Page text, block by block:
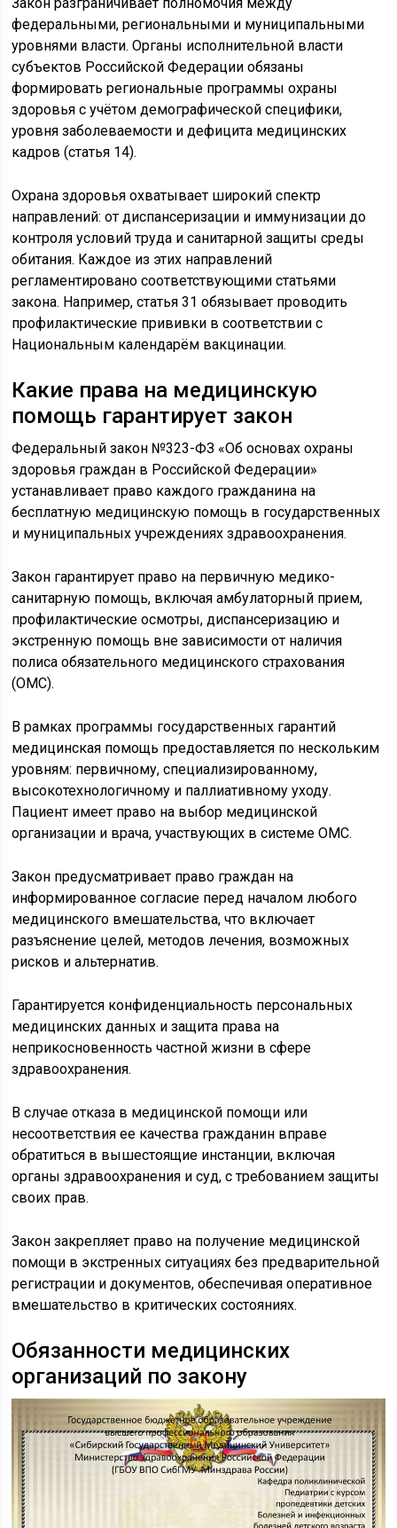
федеральными, региональными и муниципальными
уровнями власти. Органы исполнительной власти
субъектов Российской Федерации обязаны
формировать региональные программы охраны
здоровья с учётом демографической специфики,
уровня заболеваемости и дефицита медицинских
кадров (статья 14).
Охрана здоровья охватывает широкий спектр
направлений: от диспансеризации и иммунизации до
контроля условий труда и санитарной защиты среды
обитания. Каждое из этих направлений
регламентировано соответствующими статьями
закона. Например, статья 31 обязывает проводить
профилактические прививки в соответствии с
Национальным календарём вакцинации.
Какие права на медицинскую
помощь гарантирует закон
Федеральный закон №323-ФЗ «Об основах охраны
здоровья граждан в Российской Федерации»
устанавливает право каждого гражданина на
бесплатную медицинскую помощь в государственных
и муниципальных учреждениях здравоохранения.
Закон гарантирует право на первичную медико-
санитарную помощь, включая амбулаторный прием,
профилактические осмотры, диспансеризацию и
экстренную помощь вне зависимости от наличия
полиса обязательного медицинского страхования
(ОМС).
В рамках программы государственных гарантий
медицинская помощь предоставляется по нескольким
уровням: первичному, специализированному,
высокотехнологичному и паллиативному уходу.
Пациент имеет право на выбор медицинской
организации и врача, участвующих в системе ОМС.
Закон предусматривает право граждан на
информированное согласие перед началом любого
медицинского вмешательства, что включает
разъяснение целей, методов лечения, возможных
рисков и альтернатив.
Гарантируется конфиденциальность персональных
медицинских данных и защита права на
неприкосновенность частной жизни в сфере
здравоохранения.
В случае отказа в медицинской помощи или
несоответствия ее качества гражданин вправе
обратиться в вышестоящие инстанции, включая
органы здравоохранения и суд, с требованием защиты
своих прав.
Закон закрепляет право на получение медицинской
помощи в экстренных ситуациях без предварительной
регистрации и документов, обеспечивая оперативное
вмешательство в критических состояниях.
Обязанности медицинских
организаций по закону